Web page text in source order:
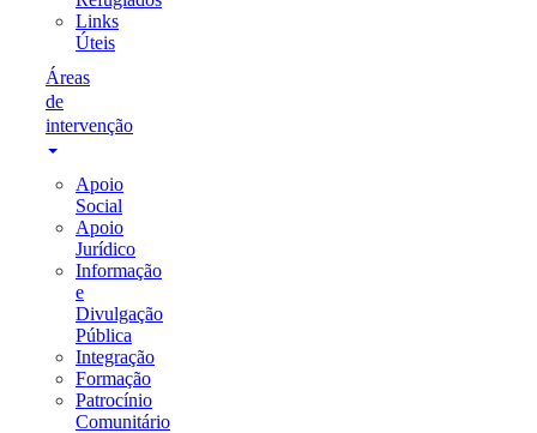
Links
Úteis
Áreas
de
intervenção
Apoio
Social
Apoio
Jurídico
Informação
e
Divulgação
Pública
Integração
Formação
Patrocínio
Comunitário